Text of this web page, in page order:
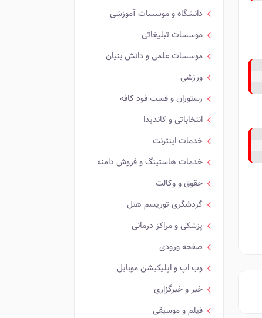
دانشگاه و موسسات آموزشی
موسسات تبلیغاتی
موسسات علمی و دانش بنیان
ورزشی
رستوران و فست فود کافه
انتخاباتی و کاندیدا
خدمات اینترنت
خدمات هاستینگ و فروش دامنه
حقوق و وکالت
گردشگری توریسم هتل
پزشکی و مراکز درمانی
صفحه ورودی
وب اپ و اپلیکیشن موبایل
خبر و خبرگزاری
فیلم و موسیقی